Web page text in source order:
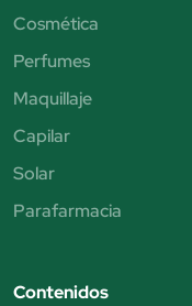
Cosmética
Perfumes
Maquillaje
Capilar
Solar
Parafarmacia
Contenidos